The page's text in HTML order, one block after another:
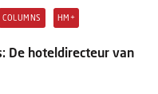
COLUMNS HM+
De hoteldirecteur van